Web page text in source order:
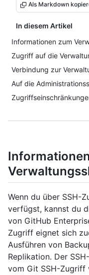
Als Markdown
In diesem Artikel
Informationen zum
Zugriff auf die
Verbindung zur
Auf die
Wenn du über SSH-
verfügst, kannst du
von GitHub
Zugriff eignet sich
Ausführen von
Replikation. Der
vom Git SSH-Zugriff